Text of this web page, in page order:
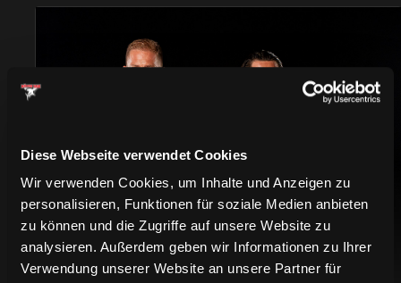
Diese Webseite verwendet Cookies
Wir verwenden Cookies, um Inhalte und Anzeigen zu
personalisieren, Funktionen für soziale Medien anbieten
zu können und die Zugriffe auf unsere Website zu
analysieren. Außerdem geben wir Informationen zu Ihrer
Verwendung unserer Website an unsere Partner für
TRIKOTS